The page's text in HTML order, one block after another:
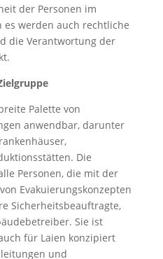
der Personen im
es werden auch rechtliche
die Verantwortung der
Palette von
anwendbar, darunter
Die
Personen, die mit der
Evakuierungskonzepten
Sicherheitsbeauftragte,
Sie ist
für Laien konzipiert
und